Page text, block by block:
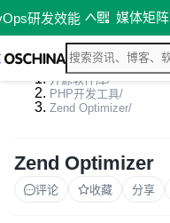
研发效能 媒体矩阵
开源软件库/
PHP开发工具/
Zend Optimizer/
Zend Optimizer
评论 收藏 分享